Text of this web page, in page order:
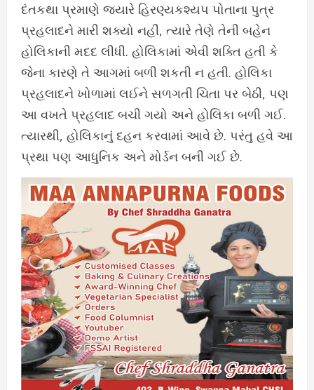
દંતકથા પ્રમાણે જ્યારે હિરણ્યકશ્યપ પોતાના પુત્ર
પ્રહલાદને મારી શક્યો નહીં, ત્યારે તેણે તેની બહેન
હોલિકાની મદદ લીધી. હોલિકામાં એવી શક્તિ હતી કે
જેના કારણે તે આગમાં બળી શકતી ન હતી. હોલિકા
પ્રહલાદને ખોળામાં લઈને સળગતી ચિતા પર બેઠી, પણ
આ વખતે પ્રહલાદ બચી ગયો અને હોલિકા બળી ગઈ.
ત્યારથી, હોલિકાનું દહન કરવામાં આવે છે. પરંતુ હવે આ
પ્રથા પણ આધુનિક અને મોર્ડન બની ગઈ છે.